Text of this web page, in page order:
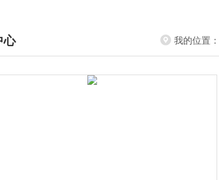
心
CENTER
我的位置：